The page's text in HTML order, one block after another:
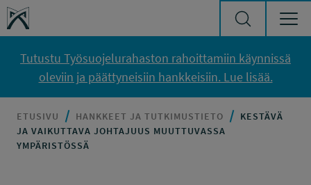
Siirry sisältöön
Työsuojelurahasto
Tutustu Työsuojelurahaston rahoittamiin käynnissä
oleviin ja päättyneisiin hankkeisiin. Lue lisää.
ETUSIVU HANKKEET JA TUTKIMUSTIETO
KESTÄVÄ
JA VAIKUTTAVA JOHTAJUUS MUUTTUVASSA
YMPÄRISTÖSSÄ